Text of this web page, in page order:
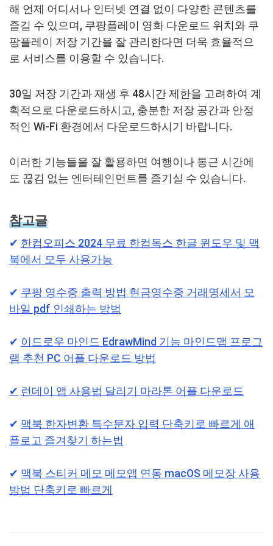
해 언제 어디서나 인터넷 연결 없이 다양한 콘텐츠를
즐길 수 있으며, 쿠팡플레이 영화 다운로드 위치와 쿠
팡플레이 저장 기간을 잘 관리한다면 더욱 효율적으
로 서비스를 이용할 수 있습니다.
30일 저장 기간과 재생 후 48시간 제한을 고려하여 계
획적으로 다운로드하시고, 충분한 저장 공간과 안정
적인 Wi-Fi 환경에서 다운로드하시기 바랍니다.
이러한 기능들을 잘 활용하면 여행이나 통근 시간에
도 끊김 없는 엔터테인먼트를 즐기실 수 있습니다.
참고글
✔︎ 한컴오피스 2024 무료 한컴독스 한글 윈도우 및 맥
북에서 모두 사용가능
✔︎ 쿠팡 영수증 출력 방법 현금영수증 거래명세서 모
바일 pdf 인쇄하는 방법
✔︎ 이드로우 마인드 EdrawMind 기능 마인드맵 프로그
램 추천 PC 어플 다운로드 방법
✔︎ 런데이 앱 사용법 달리기 마라톤 어플 다운로드
✔︎ 맥북 한자변환 특수문자 입력 단축키로 빠르게 애
플로고 즐겨찾기 하는법
✔︎ 맥북 스티커 메모 메모앱 연동 macOS 메모장 사용
방법 단축키로 빠르게